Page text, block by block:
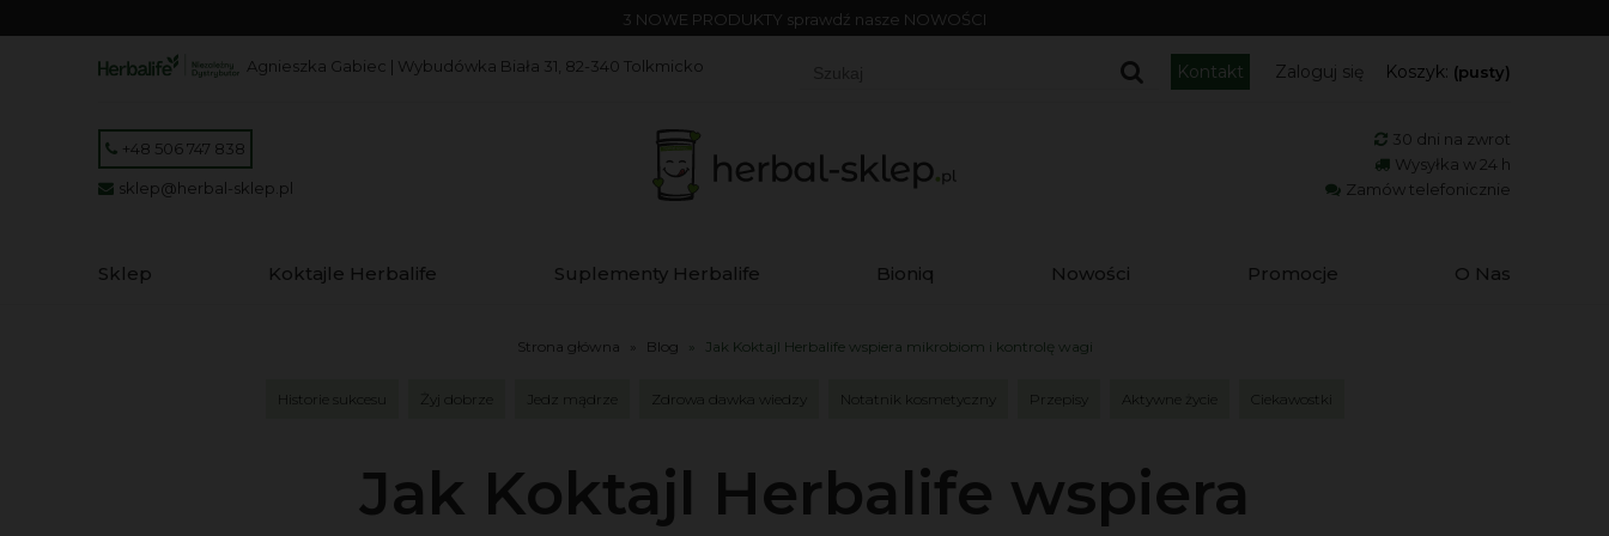
DARMOWA DOSTAWA od 650 zł
Agnieszka Gabiec | Wybudówka Biała 31, 82-340 Tolkmicko Koszyk: (pusty)
Kontakt Zaloguj się
+48 506 747 838
sklep@herbal-sklep.pl
30 dni na zwrot
Wysyłka w 24 h
Zamów telefonicznie
Sklep Koktajle Herbalife Suplementy Herbalife Bioniq Nowości Promocje O Nas
Strona główna Blog Jak Koktajl Herbalife wspiera mikrobiom i kontrolę wagi
Historie sukcesu Żyj dobrze Jedz mądrze Zdrowa dawka wiedzy Notatnik kosmetyczny Przepisy Aktywne życie Ciekawostki
Jak Koktajl Herbalife wspiera